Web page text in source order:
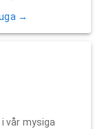
→
i vår mysiga